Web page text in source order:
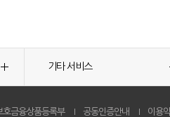
기타 서비스
호금융상품등록부 공동인증안내 이용